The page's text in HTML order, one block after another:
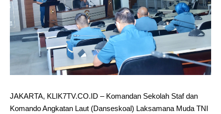
JAKARTA, KLIK7TV.CO.ID – Komandan Sekolah Staf dan
Komando Angkatan Laut (Danseskoal) Laksamana Muda TNI